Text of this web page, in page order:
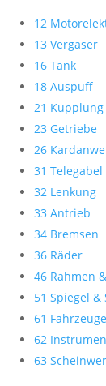
12
13 Vergaser
16 Tank
18 Auspuff
21 Kupplung
23 Getriebe
26
31 Telegabel
32 Lenkung
33 Antrieb
34 Bremsen
36 Räder
46 Rahmen
51 Spiegel &
61
62
63